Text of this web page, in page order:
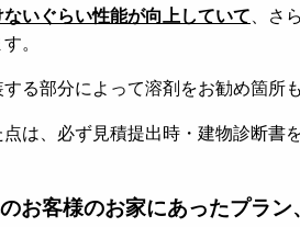
いぐらい性能が向上していて 、さ
。
する部分によって溶剤をお勧め箇所
点は、必ず見積提出時・建物診断書
お客様のお家にあったプラ